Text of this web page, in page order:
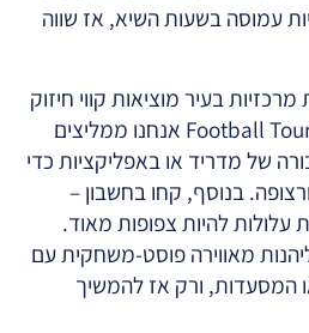
עמוסה בשעות השיא, אז שווה
בעיר מוציאות קווי חיזוק
מיוחדים לימי משחק. ב-Football Tours אנחנו ממליצים
של מדריד או באפליקציות כדי
בנוסף, קחו בחשבון –
להיות צפופות מאוד.
מאווירה פוסט-משחקית עם
המסעדות, ורק אז להמשיך